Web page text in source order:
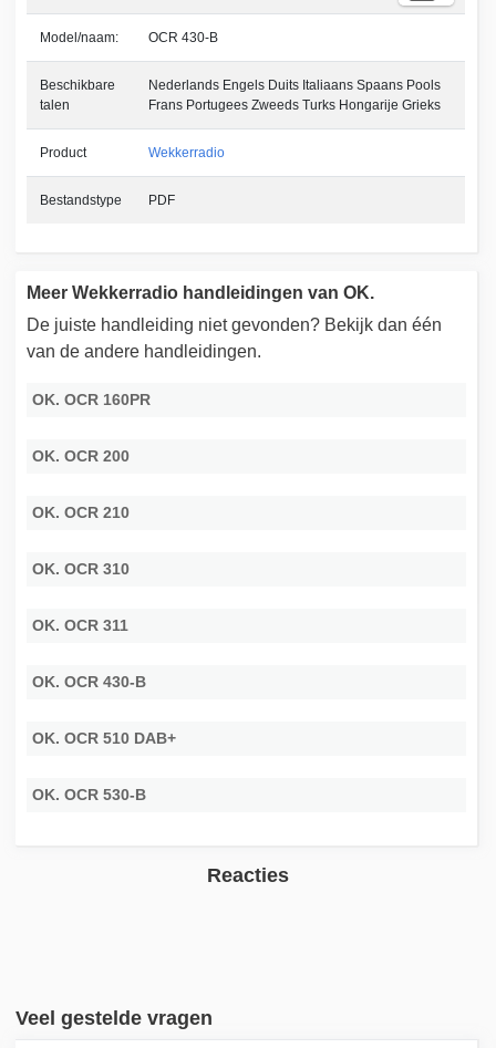
Model/naam: OCR 430-B
Beschikbare
talen
Nederlands Engels Duits Italiaans Spaans Pools
Frans Portugees Zweeds Turks Hongarije Grieks
Product Wekkerradio
Bestandstype PDF
Meer Wekkerradio handleidingen van OK.
De juiste handleiding niet gevonden? Bekijk dan één
van de andere handleidingen.
OK. OCR 160PR
OK. OCR 200
OK. OCR 210
OK. OCR 310
OK. OCR 311
OK. OCR 430-B
OK. OCR 510 DAB+
OK. OCR 530-B
Reacties
Veel gestelde vragen